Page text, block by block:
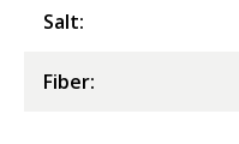
Salt:
Fiber: